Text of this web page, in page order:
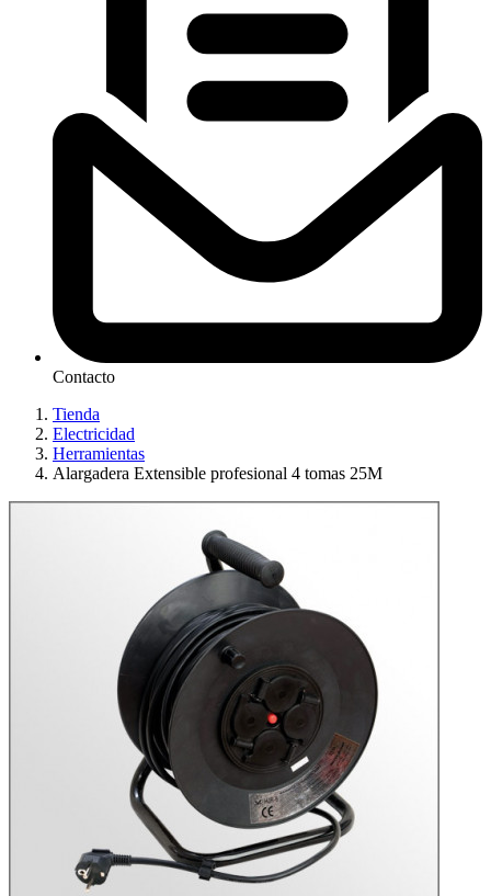
Contacto
Tienda
Electricidad
Herramientas
Alargadera Extensible profesional 4 tomas 25M